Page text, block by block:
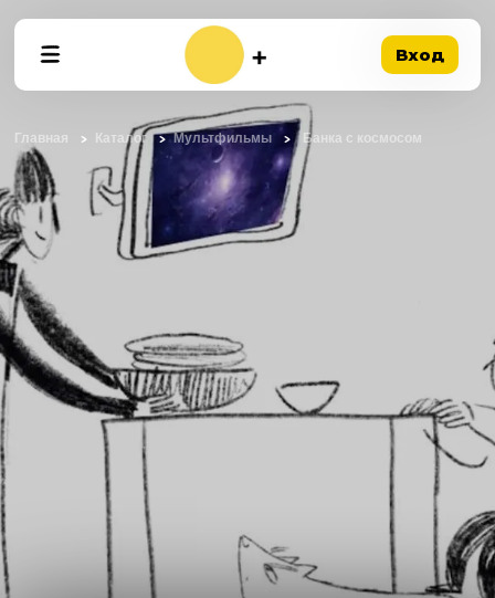
Вход
Главная Каталог Мультфильмы Банка с космосом